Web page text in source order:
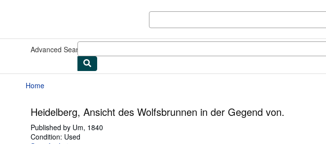
Advanced Search
Home
Heidelberg, Ansicht des Wolfsbrunnen in der Gegend von.
Published by Um, 1840
Condition: Used